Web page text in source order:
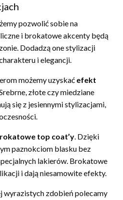
pozwolić sobie na
i brokatowe akcenty będą
Dodadzą one stylizacji
i elegancji.
możemy uzyskać efekt
złote czy miedziane
się z jesiennymi stylizacjami,
top coat’y. Dzięki
paznokciom blasku bez
lakierów. Brokatowe
i dają niesamowite efekty.
wyrazistych zdobień polecamy